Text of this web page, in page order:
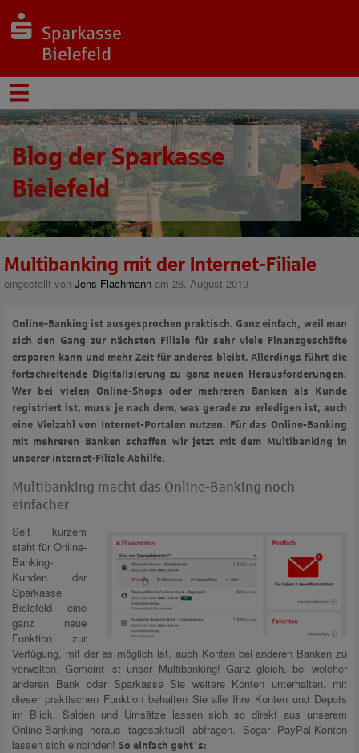
Blog der Sparkasse
Bielefeld
Multibanking mit der Internet-Filiale
eingestellt von Jens Flachmann am 26. August 2019
Online-Banking ist ausgesprochen praktisch. Ganz einfach, weil man
sich den Gang zur nächsten Filiale für sehr viele Finanzgeschäfte
ersparen kann und mehr Zeit für anderes bleibt. Allerdings führt die
fortschreitende Digitalisierung zu ganz neuen Herausforderungen:
Wer bei vielen Online-Shops oder mehreren Banken als Kunde
registriert ist, muss je nach dem, was gerade zu erledigen ist, auch
eine Vielzahl von Internet-Portalen nutzen. Für das Online-Banking
mit mehreren Banken schaffen wir jetzt mit dem Multibanking in
unserer Internet-Filiale Abhilfe.
Multibanking macht das Online-Banking noch
einfacher
Seit kurzem
steht für Online-
Banking-
Kunden der
Sparkasse
Bielefeld eine
ganz neue
Funktion zur
Verfügung, mit der es möglich ist, auch Konten bei anderen Banken zu
verwalten. Gemeint ist unser Multibanking! Ganz gleich, bei welcher
anderen Bank oder Sparkasse Sie weitere Konten unterhalten, mit
dieser praktischen Funktion behalten Sie alle Ihre Konten und Depots
im Blick. Salden und Umsätze lassen sich so direkt aus unserem
Online-Banking heraus tagesaktuell abfragen. Sogar PayPal-Konten
lassen sich einbinden! So einfach geht`s: